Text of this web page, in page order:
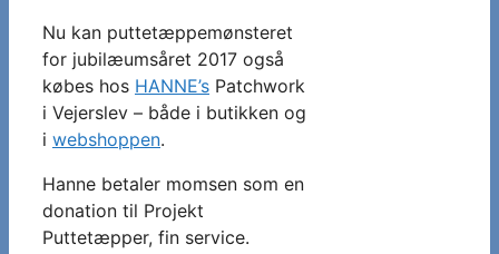
Nu kan puttetæppemønsteret
for jubilæumsåret 2017 også
købes hos HANNE’s Patchwork
i Vejerslev – både i butikken og
i webshoppen.
Hanne betaler momsen som en
donation til Projekt
Puttetæpper, fin service.